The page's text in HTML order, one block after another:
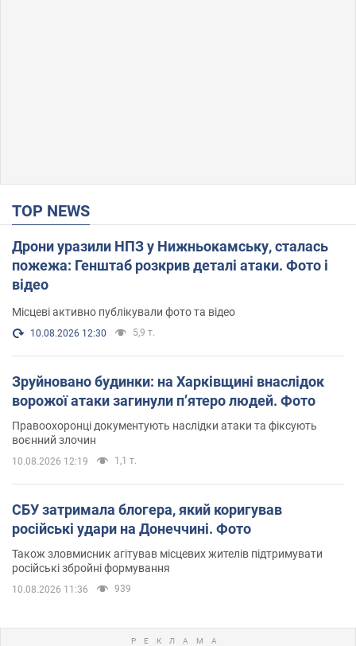
TOP NEWS
Дрони уразили НПЗ у Нижньокамську, сталась
пожежа: Генштаб розкрив деталі атаки. Фото і
відео
Місцеві активно публікували фото та відео
10.08.2026 12:30 5,9 т.
Зруйновано будинки: на Харківщині внаслідок
ворожої атаки загинули п’ятеро людей. Фото
Правоохоронці документують наслідки атаки та фіксують
воєнний злочин
10.08.2026 12:19 1,1 т.
СБУ затримала блогера, який коригував
російські удари на Донеччині. Фото
Також зловмисник агітував місцевих жителів підтримувати
російські збройні формування
10.08.2026 11:36 939